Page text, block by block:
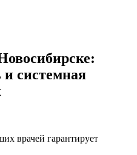
системная
врачей гарантирует